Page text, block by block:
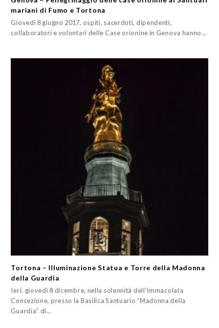
mariani di Fumo e Tortona
Giovedì 8 giugno 2017, ospiti, sacerdoti, dipendenti,
collaboratori e volontari delle Case orionine in Genova hanno…
Tortona – Illuminazione Statua e Torre della Madonna
della Guardia
Ieri, giovedì 8 dicembre, nella solennità dell’Immacolata
Concezione, presso la Basilica Santuario “Madonna della
Guardia” di…